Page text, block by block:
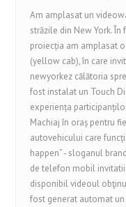
Am amplasat un
străzile din New York.
proiecția am amplasat
(yellow cab), în care
newyorkez călătoria
fost instalat un Touch
experiența
Machiaj în oraș pentru
autovehicului care
happen” - sloganul
de telefon mobil invitatii
disponibil videoul
fost generat automat